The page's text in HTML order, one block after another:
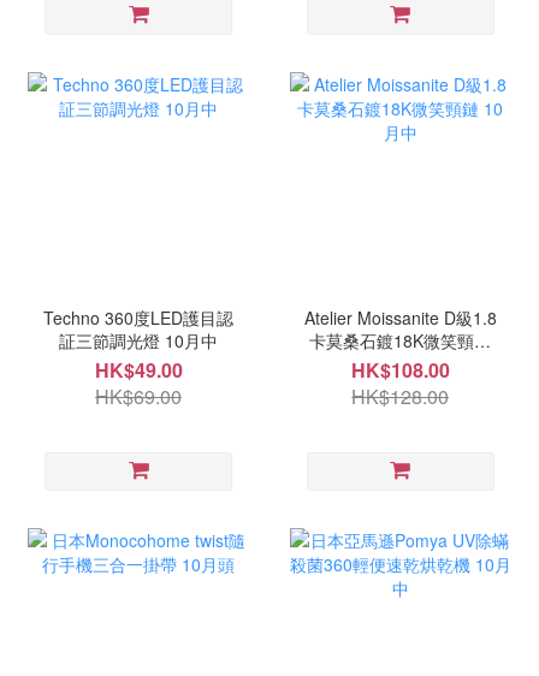
Techno 360度LED護目認
証三節調光燈 10月中
HK$49.00
HK$69.00
Atelier Moissanite D級1.8
卡莫桑石鍍18K微笑頸鏈
10月中
HK$108.00
HK$128.00